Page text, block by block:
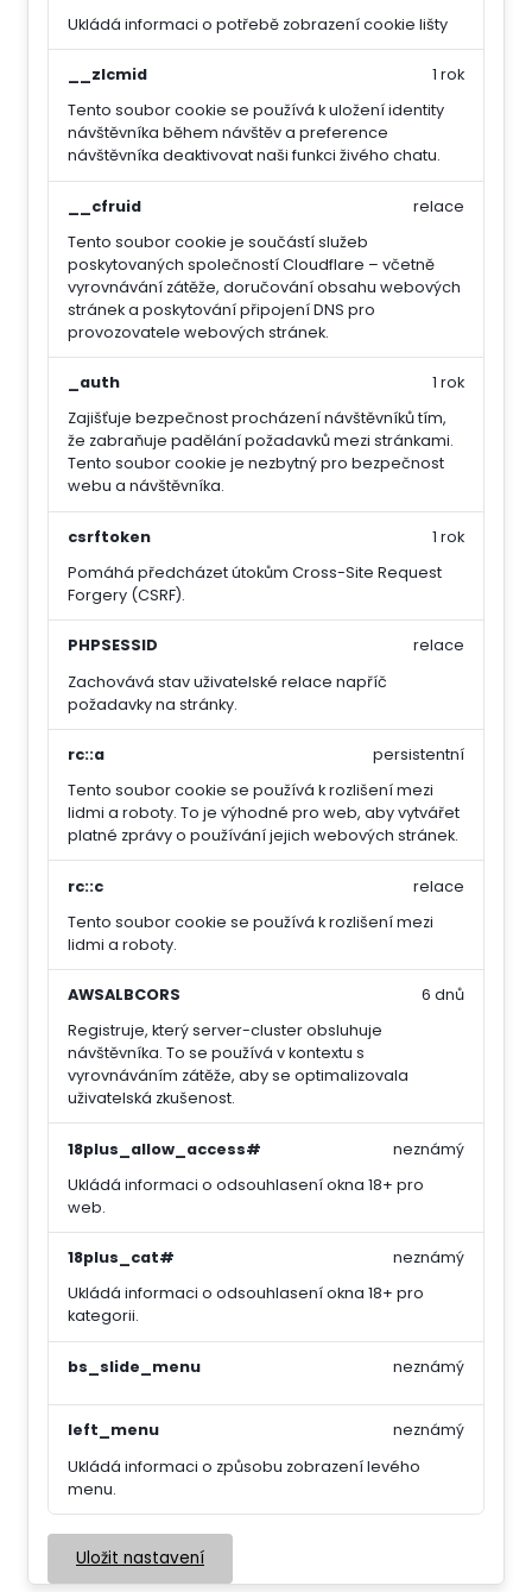
Ukládá informaci o potřebě zobrazení cookie lišty
__zlcmid
Tento soubor cookie se používá k uložení identity
návštěvníka během návštěv a preference
návštěvníka deaktivovat naši funkci živého chatu.
1 rok
__cfruid
Tento soubor cookie je součástí služeb
poskytovaných společností Cloudflare – včetně
vyrovnávání zátěže, doručování obsahu webových
stránek a poskytování připojení DNS pro
provozovatele webových stránek.
relace
_auth
Zajišťuje bezpečnost procházení návštěvníků tím,
že zabraňuje padělání požadavků mezi stránkami.
Tento soubor cookie je nezbytný pro bezpečnost
webu a návštěvníka.
1 rok
csrftoken
Pomáhá předcházet útokům Cross-Site Request
Forgery (CSRF).
1 rok
PHPSESSID
Zachovává stav uživatelské relace napříč
požadavky na stránky.
relace
rc::a
Tento soubor cookie se používá k rozlišení mezi
lidmi a roboty. To je výhodné pro web, aby vytvářet
platné zprávy o používání jejich webových stránek.
persistentní
rc::c
Tento soubor cookie se používá k rozlišení mezi
lidmi a roboty.
relace
AWSALBCORS
Registruje, který server-cluster obsluhuje
návštěvníka. To se používá v kontextu s
vyrovnáváním zátěže, aby se optimalizovala
uživatelská zkušenost.
6 dnů
18plus_allow_access#
Ukládá informaci o odsouhlasení okna 18+ pro
web.
neznámý
18plus_cat#
Ukládá informaci o odsouhlasení okna 18+ pro
kategorii.
neznámý
bs_slide_menu neznámý
left_menu
Ukládá informaci o způsobu zobrazení levého
menu.
neznámý
Uložit nastavení